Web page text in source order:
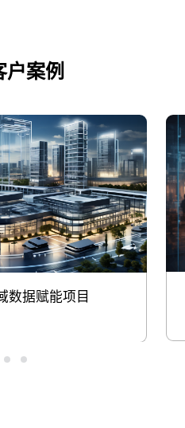
户案例
数据赋能项目